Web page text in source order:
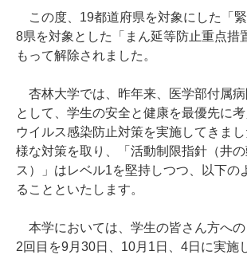
この度、19都道府県を対象にした「
8県を対象とした「まん延等防止重点措
もって解除されました。
杏林大学では、昨年来、医学部付属
として、学生の安全と健康を最優先に
ウイルス感染防止対策を実施してきま
様な対策を取り、「活動制限指針（井
ス）」はレベル1を堅持しつつ、以下の
ることといたします。
本学においては、学生の皆さん方へ
2回目を9月30日、10月1日、4日に実施